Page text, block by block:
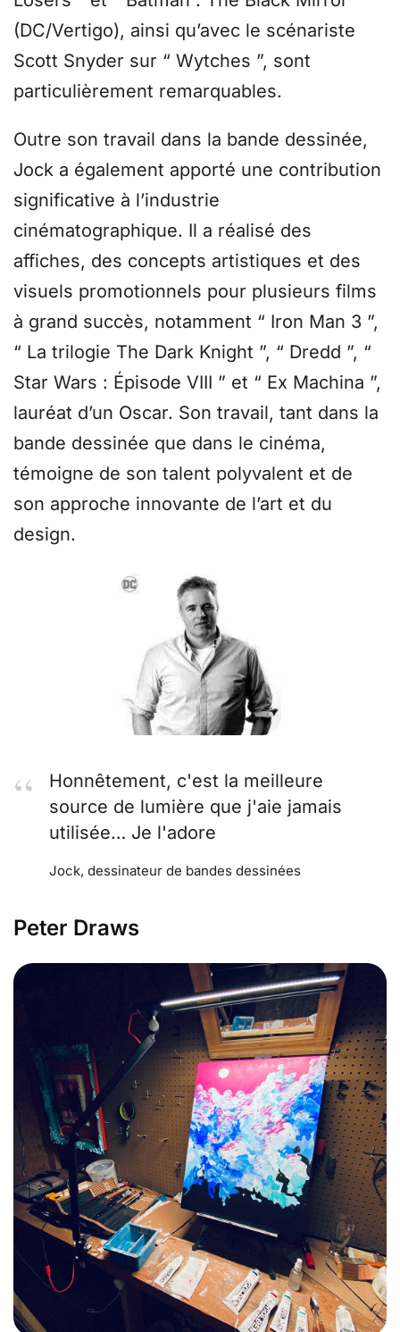
(DC/Vertigo), ainsi qu’avec le scénariste
Scott Snyder sur “ Wytches ”, sont
particulièrement remarquables.
Outre son travail dans la bande dessinée,
Jock a également apporté une contribution
significative à l’industrie
cinématographique. Il a réalisé des
affiches, des concepts artistiques et des
visuels promotionnels pour plusieurs films
à grand succès, notamment “ Iron Man 3 ”,
“ La trilogie The Dark Knight ”, “ Dredd ”, “
Star Wars : Épisode VIII ” et “ Ex Machina ”,
lauréat d’un Oscar. Son travail, tant dans la
bande dessinée que dans le cinéma,
témoigne de son talent polyvalent et de
son approche innovante de l’art et du
design.
Honnêtement, c'est la meilleure
source de lumière que j'aie jamais
utilisée… Je l'adore
Jock, dessinateur de bandes dessinées
Peter Draws